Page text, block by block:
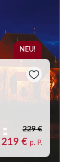
NEU!
229 €
219 € p. P.